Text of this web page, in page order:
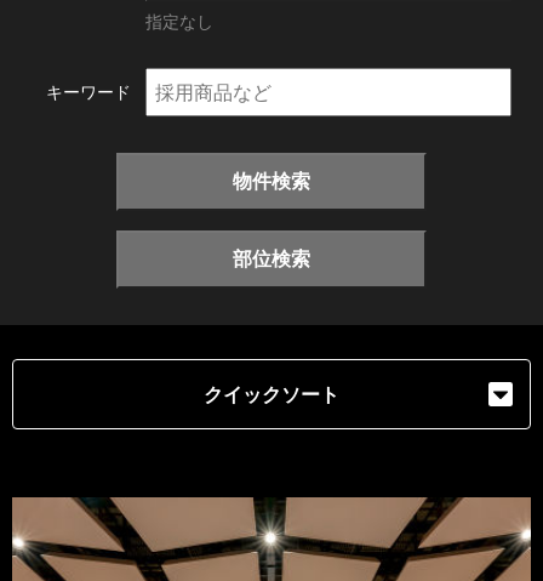
指定なし
キーワード
物件検索
部位検索
クイックソート